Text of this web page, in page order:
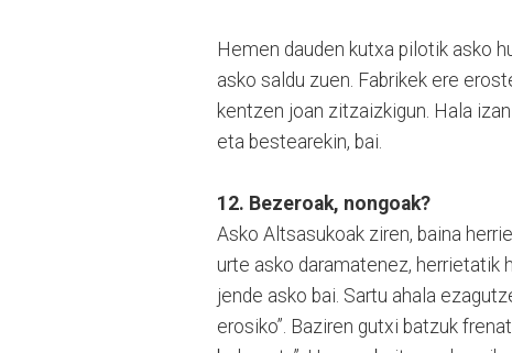
Hemen dauden kutxa pilotik asko
asko saldu zuen. Fabrikek ere
kentzen joan zitzaizkigun. Hala
eta bestearekin, bai.
12. Bezeroak, nongoak?
Asko Altsasukoak ziren, baina
urte asko daramatenez, herrietatik
jende asko bai. Sartu ahala
erosiko”. Baziren gutxi batzuk